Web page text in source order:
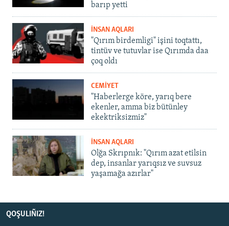
barıp yetti
İNSAN AQLARI
"Qırım birdemligi" işini toqtattı,
tintüv ve tutuvlar ise Qırımda daa
çoq oldı
CEMİYET
"Haberlerge köre, yarıq bere
ekenler, amma biz bütünley
ekektriksizmiz"
İNSAN AQLARI
Olğa Skrıpnık: "Qırım azat etilsin
dep, insanlar yarıqsız ve suvsuz
yaşamağa azırlar"
QOŞULIÑIZ!